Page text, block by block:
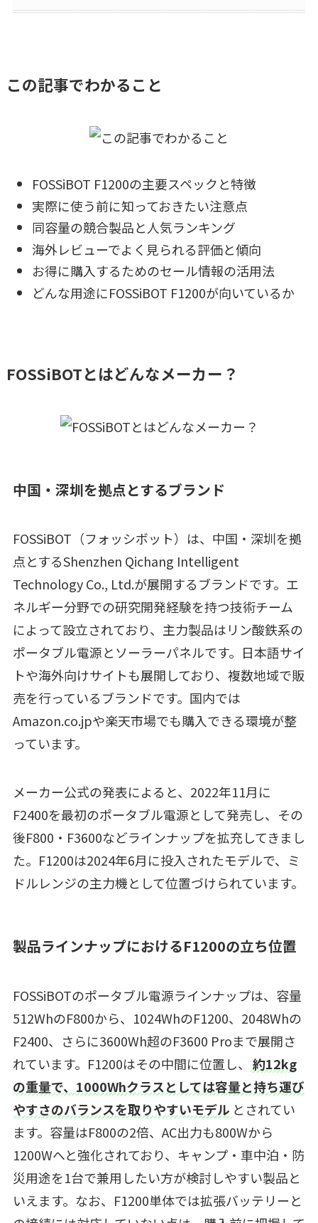
この記事でわかること
FOSSiBOT F1200の主要スペックと特徴
実際に使う前に知っておきたい注意点
同容量の競合製品と人気ランキング
海外レビューでよく見られる評価と傾向
お得に購入するためのセール情報の活用法
どんな用途にFOSSiBOT F1200が向いているか
FOSSiBOTとはどんなメーカー？
中国・深圳を拠点とするブランド
FOSSiBOT（フォッシボット）は、中国・深圳を拠
点とするShenzhen Qichang Intelligent
Technology Co., Ltd.が展開するブランドです。エ
ネルギー分野での研究開発経験を持つ技術チーム
によって設立されており、主力製品はリン酸鉄系の
ポータブル電源とソーラーパネルです。日本語サイ
トや海外向けサイトも展開しており、複数地域で販
売を行っているブランドです。国内では
Amazon.co.jpや楽天市場でも購入できる環境が整
っています。
メーカー公式の発表によると、2022年11月に
F2400を最初のポータブル電源として発売し、その
後F800・F3600などラインナップを拡充してきまし
た。F1200は2024年6月に投入されたモデルで、ミ
ドルレンジの主力機として位置づけられています。
製品ラインナップにおけるF1200の立ち位置
FOSSiBOTのポータブル電源ラインナップは、容量
512WhのF800から、1024WhのF1200、2048Whの
F2400、さらに3600Wh超のF3600 Proまで展開さ
れています。F1200はその中間に位置し、
約12kg
の重量で、1000Whクラスとしては容量と持ち運び
やすさのバランスを取りやすいモデル とされてい
ます。容量はF800の2倍、AC出力も800Wから
1200Wへと強化されており、キャンプ・車中泊・防
災用途を1台で兼用したい方が検討しやすい製品と
いえます。なお、F1200単体では拡張バッテリーと